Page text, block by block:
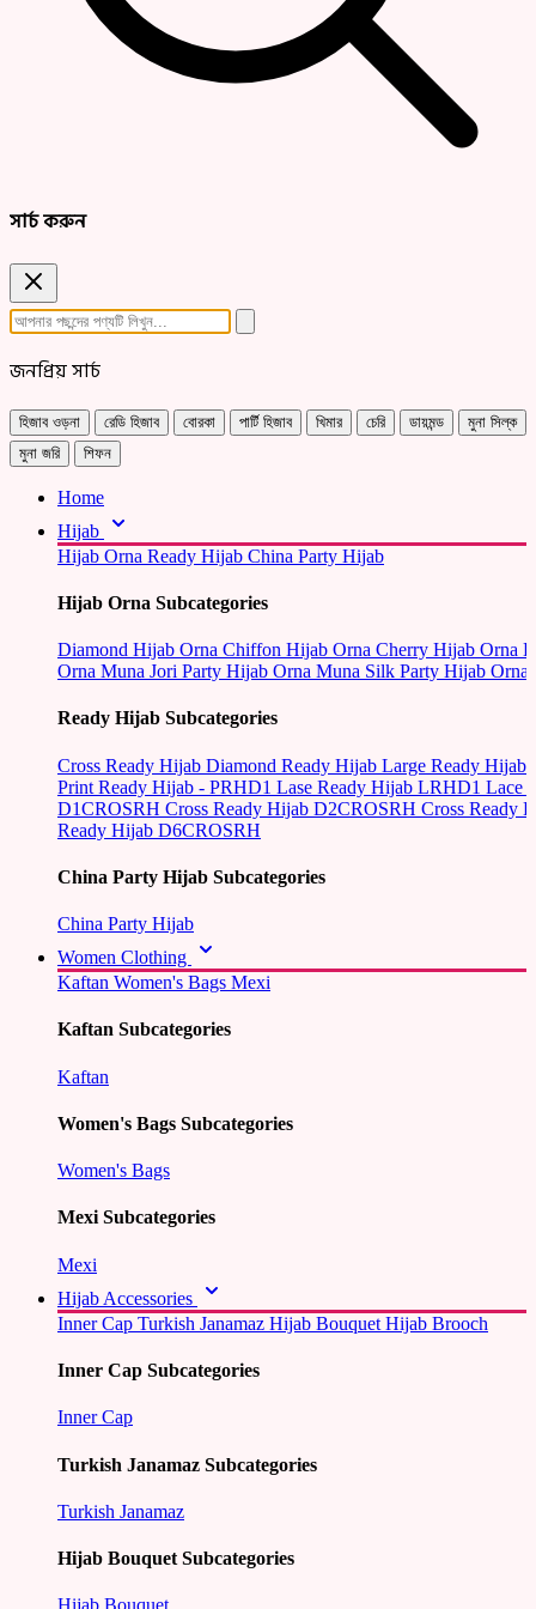
সার্চ করুন
জনপ্রিয় সার্চ
হিজাব ওড়না রেডি হিজাব বোরকা পার্টি হিজাব খিমার চেরি ডায়মন্ড
মুনা সিল্ক
মুনা জরি
শিফন
Home
Hijab
Hijab Orna Ready Hijab China Party Hijab
Hijab Orna Subcategories
Diamond Hijab Orna Chiffon Hijab Orna Cherry Hijab Orna
Orna Muna Jori Party Hijab Orna Muna Silk Party Hijab Orna
Ready Hijab Subcategories
Cross Ready Hijab Diamond Ready Hijab Large Ready Hijab
Print Ready Hijab - PRHD1 Lase Ready Hijab LRHD1 Lace
D1CROSRH Cross Ready Hijab D2CROSRH Cross Ready
Ready Hijab D6CROSRH
China Party Hijab Subcategories
China Party Hijab
Women Clothing
Kaftan Women's Bags Mexi
Kaftan Subcategories
Kaftan
Women's Bags Subcategories
Women's Bags
Mexi Subcategories
Mexi
Hijab Accessories
Inner Cap Turkish Janamaz Hijab Bouquet Hijab Brooch
Inner Cap Subcategories
Inner Cap
Turkish Janamaz Subcategories
Turkish Janamaz
Hijab Bouquet Subcategories